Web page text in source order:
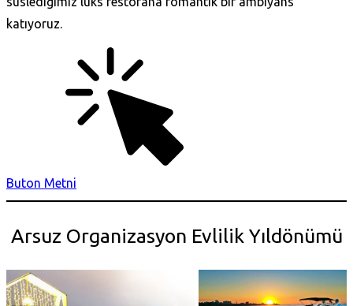
katıyoruz.
Buton Metni
Arsuz Organizasyon Evlilik Yıldönümü